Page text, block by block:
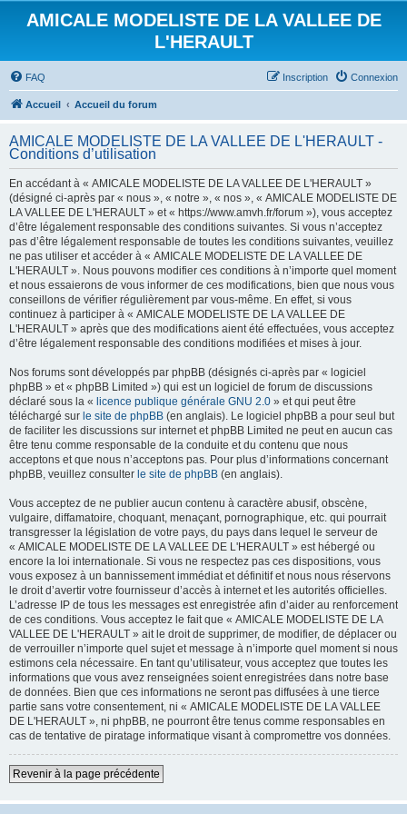
AMICALE MODELISTE DE LA VALLEE DE
L'HERAULT
FAQ Connexion
Inscription
Accueil Accueil du forum
AMICALE MODELISTE DE LA VALLEE DE L'HERAULT -
Conditions d’utilisation
En accédant à « AMICALE MODELISTE DE LA VALLEE DE L'HERAULT »
(désigné ci-après par « nous », « notre », « nos », « AMICALE MODELISTE DE
LA VALLEE DE L'HERAULT » et « https://www.amvh.fr/forum »), vous acceptez
d’être légalement responsable des conditions suivantes. Si vous n’acceptez
pas d’être légalement responsable de toutes les conditions suivantes, veuillez
ne pas utiliser et accéder à « AMICALE MODELISTE DE LA VALLEE DE
L'HERAULT ». Nous pouvons modifier ces conditions à n’importe quel moment
et nous essaierons de vous informer de ces modifications, bien que nous vous
conseillons de vérifier régulièrement par vous-même. En effet, si vous
continuez à participer à « AMICALE MODELISTE DE LA VALLEE DE
L'HERAULT » après que des modifications aient été effectuées, vous acceptez
d’être légalement responsable des conditions modifiées et mises à jour.
Nos forums sont développés par phpBB (désignés ci-après par « logiciel
phpBB » et « phpBB Limited ») qui est un logiciel de forum de discussions
déclaré sous la « licence publique générale GNU 2.0 » et qui peut être
téléchargé sur le site de phpBB (en anglais). Le logiciel phpBB a pour seul but
de faciliter les discussions sur internet et phpBB Limited ne peut en aucun cas
être tenu comme responsable de la conduite et du contenu que nous
acceptons et que nous n’acceptons pas. Pour plus d’informations concernant
phpBB, veuillez consulter le site de phpBB (en anglais).
Vous acceptez de ne publier aucun contenu à caractère abusif, obscène,
vulgaire, diffamatoire, choquant, menaçant, pornographique, etc. qui pourrait
transgresser la législation de votre pays, du pays dans lequel le serveur de
« AMICALE MODELISTE DE LA VALLEE DE L'HERAULT » est hébergé ou
encore la loi internationale. Si vous ne respectez pas ces dispositions, vous
vous exposez à un bannissement immédiat et définitif et nous nous réservons
le droit d’avertir votre fournisseur d’accès à internet et les autorités officielles.
L’adresse IP de tous les messages est enregistrée afin d’aider au renforcement
de ces conditions. Vous acceptez le fait que « AMICALE MODELISTE DE LA
VALLEE DE L'HERAULT » ait le droit de supprimer, de modifier, de déplacer ou
de verrouiller n’importe quel sujet et message à n’importe quel moment si nous
estimons cela nécessaire. En tant qu’utilisateur, vous acceptez que toutes les
informations que vous avez renseignées soient enregistrées dans notre base
de données. Bien que ces informations ne seront pas diffusées à une tierce
partie sans votre consentement, ni « AMICALE MODELISTE DE LA VALLEE
DE L'HERAULT », ni phpBB, ne pourront être tenus comme responsables en
cas de tentative de piratage informatique visant à compromettre vos données.
Revenir à la page précédente